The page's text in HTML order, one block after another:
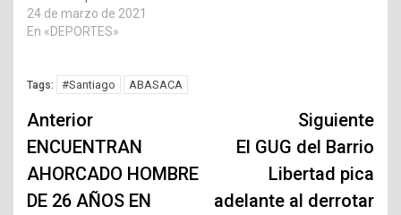
24 de marzo de 2021
En «DEPORTES»
Tags: #Santiago ABASACA
Navegación
de
entradas
Anterior
ENCUENTRAN
AHORCADO HOMBRE
DE 26 AÑOS EN
Siguiente
El GUG del Barrio
Libertad pica
adelante al derrotar